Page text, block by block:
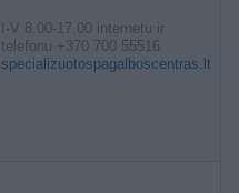
I-V 8.00-17.00 internetu ir
telefonu +370 700 55516
specializuotospagalboscentras.lt